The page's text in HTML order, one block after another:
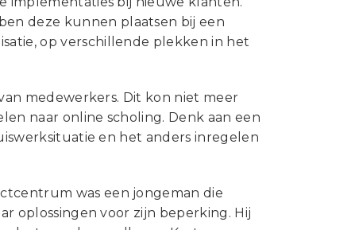
deze kunnen plaatsen bij een
op verschillende plekken in het
medewerkers. Dit kon niet meer
naar online scholing. Denk aan een
en het anders inregelen
was een jongeman die
oplossingen voor zijn beperking. Hij